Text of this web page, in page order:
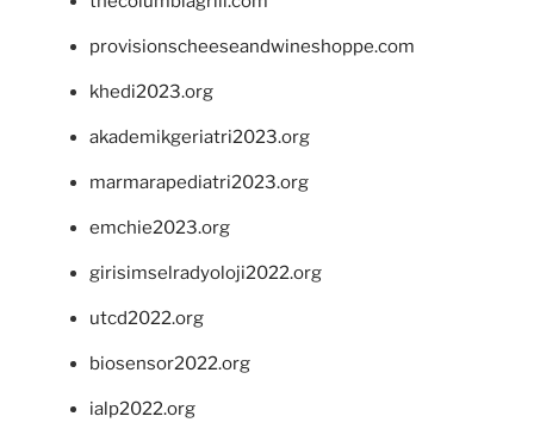
provisionscheeseandwineshoppe.com
khedi2023.org
akademikgeriatri2023.org
marmarapediatri2023.org
emchie2023.org
girisimselradyoloji2022.org
utcd2022.org
biosensor2022.org
ialp2022.org